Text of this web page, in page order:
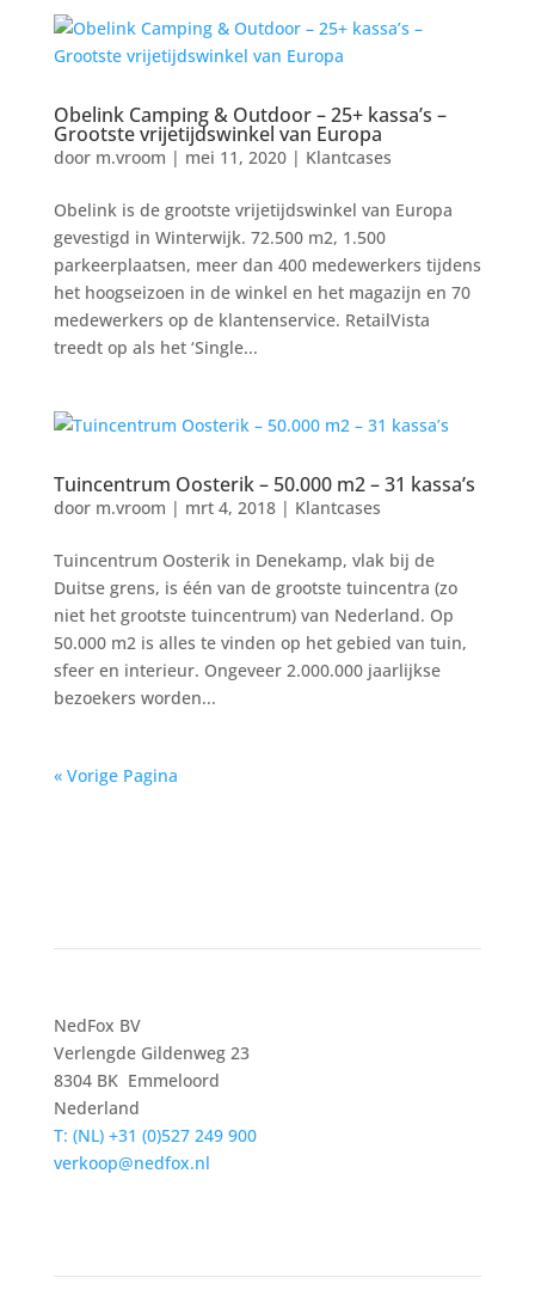
Obelink Camping & Outdoor – 25+ kassa’s –
Grootste vrijetijdswinkel van Europa
door m.vroom | mei 11, 2020| Klantcases
Obelink is de grootste vrijetijdswinkel van Europa
gevestigd in Winterwijk. 72.500 m2, 1.500
parkeerplaatsen, meer dan 400 medewerkers tijdens
het hoogseizoen in de winkel en het magazijn en 70
medewerkers op de klantenservice. RetailVista
treedt op als het ‘Single...
Tuincentrum Oosterik – 50.000 m2 – 31 kassa’s
door m.vroom | mrt 4, 2018| Klantcases
Tuincentrum Oosterik in Denekamp, vlak bij de
Duitse grens, is één van de grootste tuincentra (zo
niet het grootste tuincentrum) van Nederland. Op
50.000 m2 is alles te vinden op het gebied van tuin,
sfeer en interieur. Ongeveer 2.000.000 jaarlijkse
bezoekers worden...
« Vorige Pagina
NedFox BV
Verlengde Gildenweg 23
8304 BK Emmeloord
Nederland
T: (NL) +31 (0)527 249 900
verkoop@nedfox.nl